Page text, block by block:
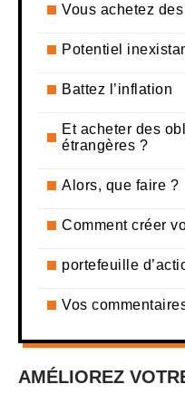
Vous achetez
Potentiel
Battez l’inflation
Et acheter des
étrangères ?
Alors, que faire ?
Comment créer
portefeuille
Vos
AMÉLIOREZ